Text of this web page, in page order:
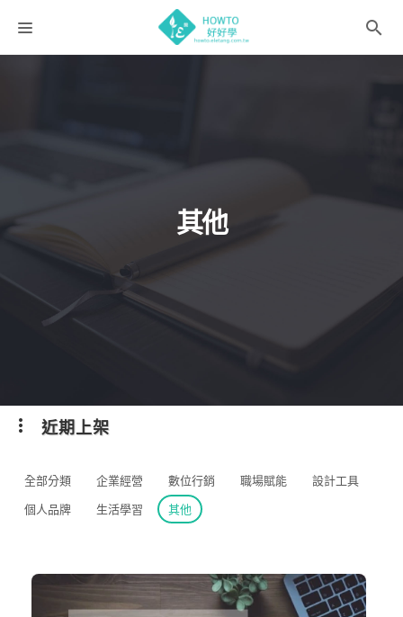
折扣碼
其他
近期上架
全部分類 企業經營 數位行銷 職場賦能
設計工具
個人品牌
生活學習 其他